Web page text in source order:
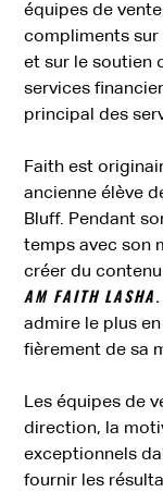
équipes de
compliments
et sur le soutien
services
principal des
Faith est
ancienne élève
Bluff. Pendant
temps avec son
créer du
AM FAITH LASHA.
admire le plus
fièrement de sa
Les équipes de
direction, la
exceptionnels
fournir les